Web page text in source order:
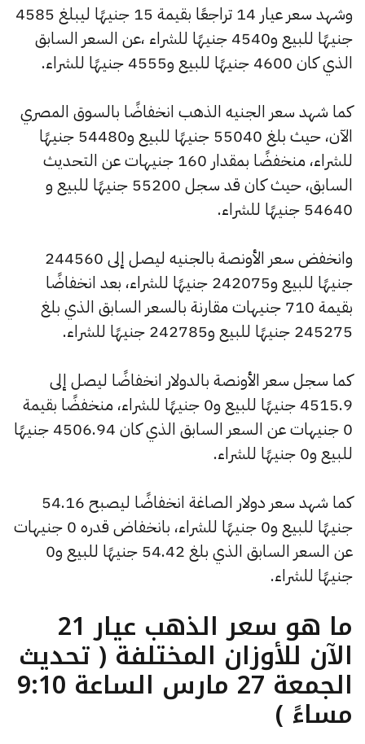
وشهد سعر عيار 14 تراجعًا بقيمة 15 جنيهًا ليبلغ 4585
جنيهًا للبيع و4540 جنيهًا للشراء ،عن السعر السابق
الذي كان 4600 جنيهًا للبيع و4555 جنيهًا للشراء.
كما شهد سعر الجنيه الذهب انخفاضًا بالسوق المصري
الآن، حيث بلغ 55040 جنيهًا للبيع و54480 جنيهًا
للشراء، منخفضًا بمقدار 160 جنيهات عن التحديث
السابق، حيث كان قد سجل 55200 جنيهًا للبيع و
54640 جنيهًا للشراء.
وانخفض سعر الأونصة بالجنيه ليصل إلى 244560
جنيهًا للبيع و242075 جنيهًا للشراء، بعد انخفاضًا
بقيمة 710 جنيهات مقارنة بالسعر السابق الذي بلغ
245275 جنيهًا للبيع و242785 جنيهًا للشراء.
كما سجل سعر الأونصة بالدولار انخفاضًا ليصل إلى
4515.9 جنيهًا للبيع و0 جنيهًا للشراء، منخفضًا بقيمة
0 جنيهات عن السعر السابق الذي كان 4506.94 جنيهًا
للبيع و0 جنيهًا للشراء.
كما شهد سعر دولار الصاغة انخفاضًا ليصبح 54.16
جنيهًا للبيع و0 جنيهًا للشراء، بانخفاض قدره 0 جنيهات
عن السعر السابق الذي بلغ 54.42 جنيهًا للبيع و0
جنيهًا للشراء.
ما هو سعر الذهب عيار 21
الآن للأوزان المختلفة ( تحديث
الجمعة 27 مارس الساعة 9:10
مساءً )